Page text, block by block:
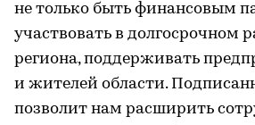
не только быть финансовым
участвовать в долгосрочном
региона, поддерживать
и жителей области.
позволит нам расширить